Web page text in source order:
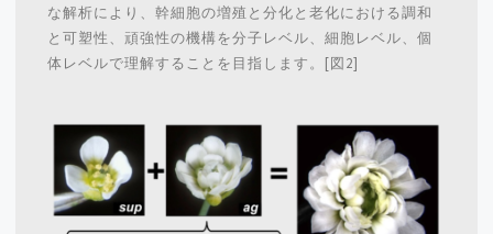
な解析により、幹細胞の増殖と分化と老化における調和
と可塑性、頑強性の機構を分子レベル、細胞レベル、個
体レベルで理解することを目指します。[図2]